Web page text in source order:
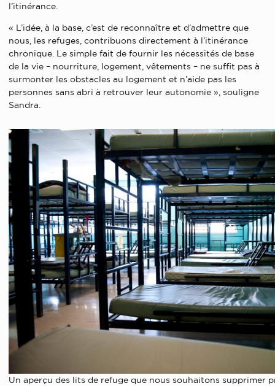
l’itinérance.
« L’idée, à la base, c’est de reconnaître et d’admettre que
nous, les refuges, contribuons directement à l’itinérance
chronique. Le simple fait de fournir les nécessités de base
de la vie – nourriture, logement, vêtements – ne suffit pas à
surmonter les obstacles au logement et n’aide pas les
personnes sans abri à retrouver leur autonomie », souligne
Sandra.
Un aperçu des lits de refuge que nous souhaitons supprimer